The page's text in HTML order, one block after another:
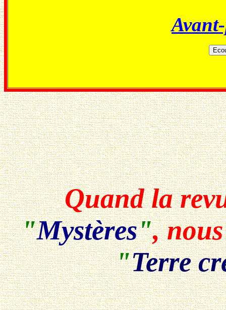
Quand la
"Mystères",
"Terre